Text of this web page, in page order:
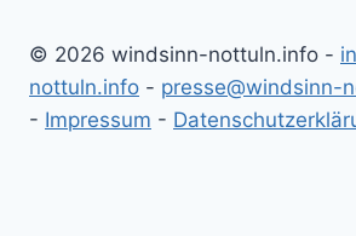
© 2026 windsinn-nottuln.info -
nottuln.info - presse@windsinn-
- Impressum -